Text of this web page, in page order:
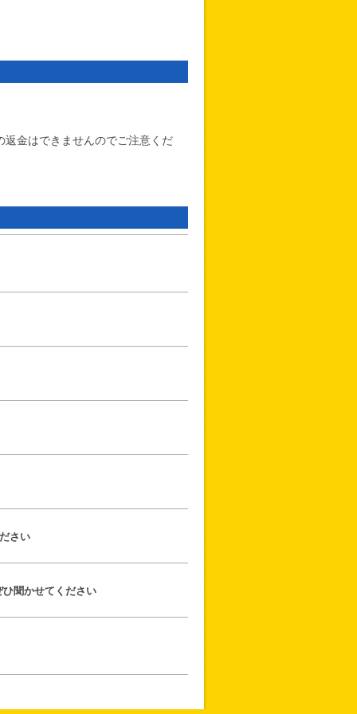
金はできませんのでご注意くだ
さい
聞かせてください